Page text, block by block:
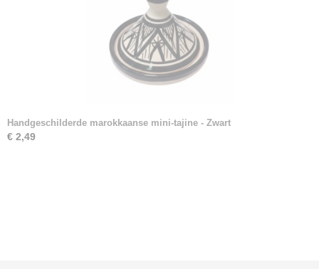
Handgeschilderde marokkaanse mini-tajine - Zwart
€ 2,49